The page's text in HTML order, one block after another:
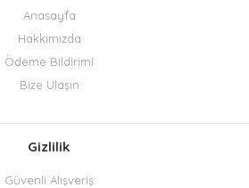
Anasayfa
Hakkımızda
Ödeme Bildirimi
Bize Ulaşın
Gizlilik
Güvenli Alışveriş